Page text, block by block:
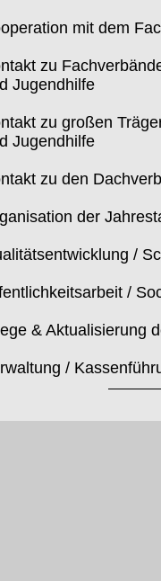
mit dem
zu
Jugendhilfe
zu großen
Jugendhilfe
zu den
der
/
/
& Aktualisierung
/